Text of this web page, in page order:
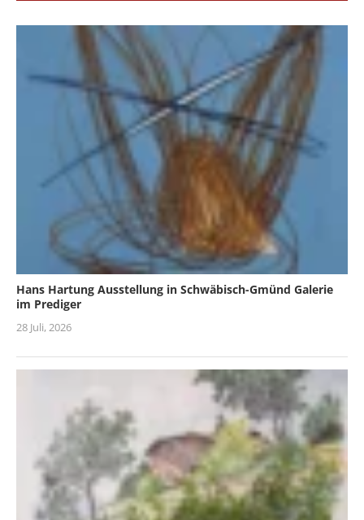
Hans Hartung Ausstellung in Schwäbisch-Gmünd Galerie
im Prediger
28 Juli, 2026